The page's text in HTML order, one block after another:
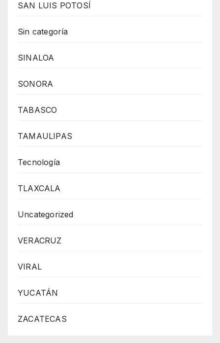
SAN LUIS POTOSÍ
Sin categoría
SINALOA
SONORA
TABASCO
TAMAULIPAS
Tecnología
TLAXCALA
Uncategorized
VERACRUZ
VIRAL
YUCATÁN
ZACATECAS